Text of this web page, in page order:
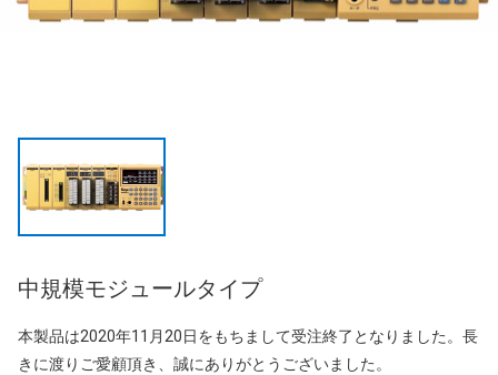
中規模モジュールタイプ
本製品は2020年11月20日をもちまして受注終了となりました。長
きに渡りご愛顧頂き、誠にありがとうございました。